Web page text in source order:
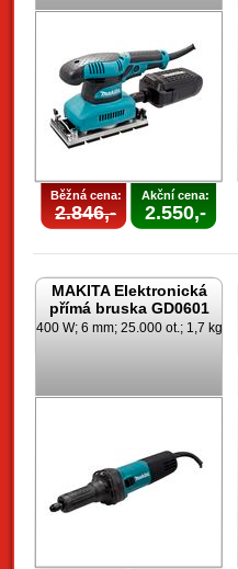
Běžná cena:
2.846,-
Akční cena:
2.550,-
MAKITA Elektronická
přímá bruska GD0601
400 W; 6 mm; 25.000 ot.; 1,7 kg